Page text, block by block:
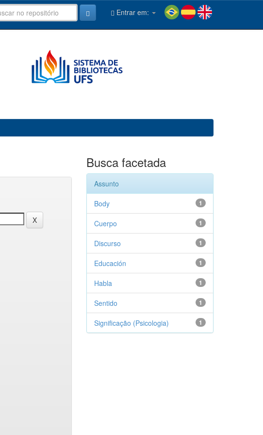
Entrar em:
Busca facetada
Assunto
1
Body
1
Cuerpo
1
Discurso
1
Educación
1
Habla
1
Sentido
1
Significação (Psicologia)